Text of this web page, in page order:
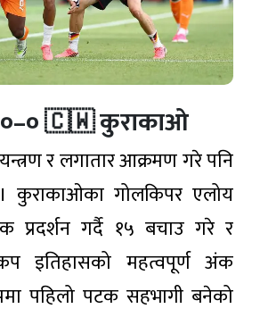
🇨🇼 कुराकाओ
र लगातार आक्रमण गरे पनि
कुराकाओका गोलकिपर एलोय
प्रदर्शन गर्दै १५ बचाउ गरे र
इतिहासको महत्वपूर्ण अंक
पहिलो पटक सहभागी बनेको